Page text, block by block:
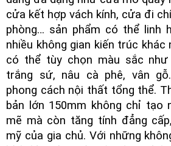
cửa kết hợp vách kính, cửa đi
phòng… sản phẩm có thể linh
nhiều không gian kiến trúc khác
có thể tùy chọn màu sắc
trắng sứ, nâu cà phê, vân
phong cách nội thất tổng thể.
bản lớn 150mm không chỉ tạo
mẽ mà còn tăng tính đẳng
mỹ của gia chủ. Với những